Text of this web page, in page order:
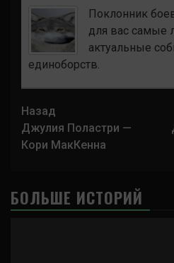
Поклонник
для вас самые
актуальные
единоборств.
Навигация
записи
Назад
Джулия Поластри —
Кори МакКенна
БОЛЬШЕ ИСТОРИЙ